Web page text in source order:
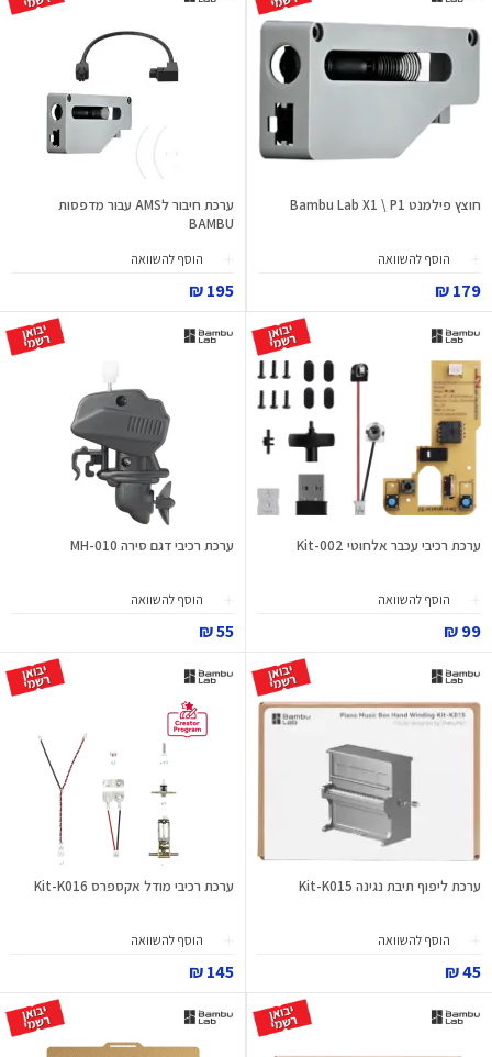
חוצץ פילמנט Bambu Lab X1 \ P1
הוסף להשוואה
179 ₪
ערכת חיבור לAMS עבור מדפסות
BAMBU
הוסף להשוואה
195 ₪
ערכת רכיבי עכבר אלחוטי Kit-002
הוסף להשוואה
99 ₪
ערכת רכיבי דגם סירה MH-010
הוסף להשוואה
55 ₪
ערכת ליפוף תיבת נגינה Kit-K015
הוסף להשוואה
45 ₪
ערכת רכיבי מודל אקספרס Kit-K016
הוסף להשוואה
145 ₪